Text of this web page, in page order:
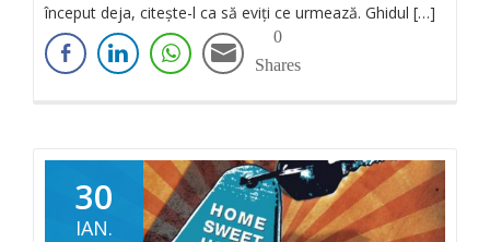
început deja, citește-l ca să eviți ce urmează. Ghidul […]
0
Shares
30
IAN.